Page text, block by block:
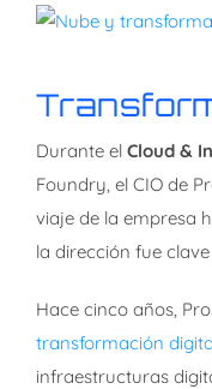
Ver
grande
Durante el Cloud &
Foundry, el CIO de
viaje de la empresa
la dirección fue
Hace cinco años,
transformación
infraestructuras